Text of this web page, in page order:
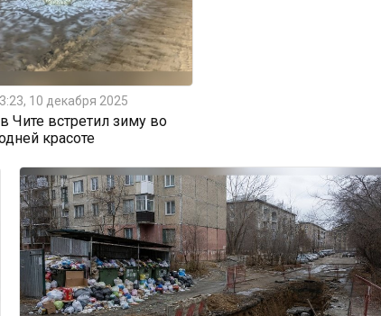
10 декабря 2025
встретил зиму во
красоте